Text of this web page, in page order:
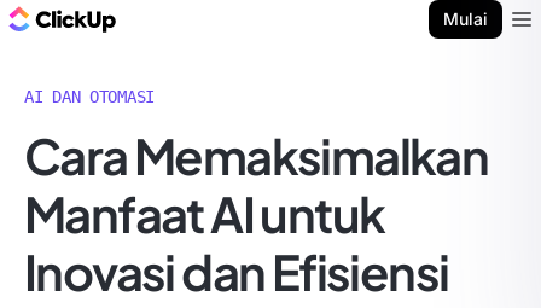
Mulai
AI DAN OTOMASI
Cara Memaksimalkan
Manfaat AI untuk
Inovasi dan Efisiensi